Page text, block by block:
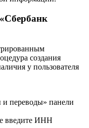
информации.
создания
у пользователя